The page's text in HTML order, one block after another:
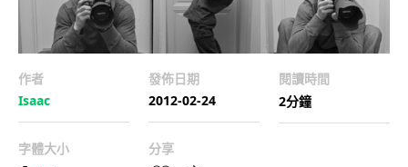
作者
Isaac
發佈日期
2012-02-24
閱讀時間
2分鐘
字體大小 分享